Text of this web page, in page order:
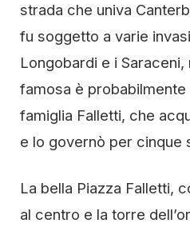
strada che univa
fu soggetto a varie
Longobardi e i Saraceni,
famosa è probabilmente
famiglia Falletti, che
e lo governò per cinque
La bella Piazza Falletti,
al centro e la torre